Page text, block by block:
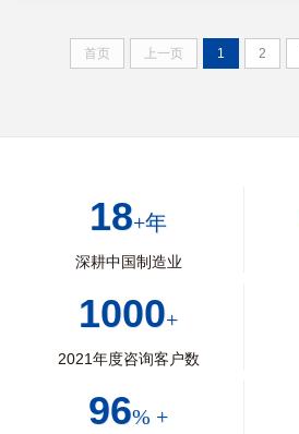
首页 上一页 1 2
18+年
深耕中国制造业
1000+
2021年度咨询客户数
96% +